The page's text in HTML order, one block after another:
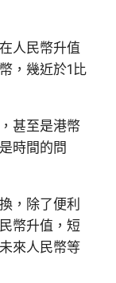
人民幣升值
，幾近於1比
甚至是港幣
時間的問
，除了便利
幣升值，短
來人民幣等